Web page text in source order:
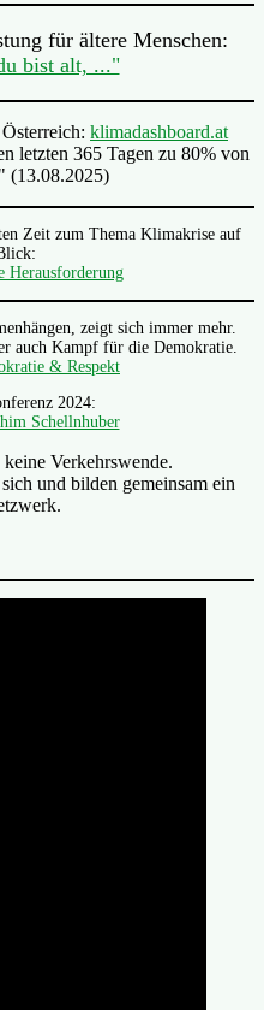
für ältere Menschen:
bist alt, ..."
klimadashboard.at
letzten 365 Tagen zu 80% von
(13.08.2025)
Zeit zum Thema Klimakrise auf
Herausforderung
zeigt sich immer mehr.
auch Kampf für die Demokratie.
& Respekt
2024:
Schellnhuber
keine Verkehrswende.
und bilden gemeinsam ein